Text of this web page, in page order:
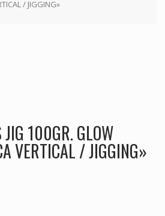
/ JIGGING»
100GR. GLOW
VERTICAL / JIGGING»